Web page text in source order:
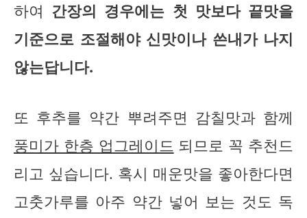
하여 간장의 경우에는 첫 맛보다 끝맛을
기준으로 조절해야 신맛이나 쓴내가 나지
않는답니다.
또 후추를 약간 뿌려주면 감칠맛과 함께
풍미가 한층 업그레이드 되므로 꼭 추천드
리고 싶습니다. 혹시 매운맛을 좋아한다면
고춧가루를 아주 약간 넣어 보는 것도 독